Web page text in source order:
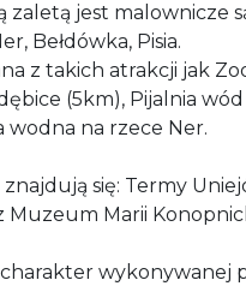
zaletą jest malownicze
Bełdówka, Pisia.
z takich atrakcji jak
(5km), Pijalnia
na rzece Ner.
znajdują się: Termy
Muzeum Marii
wykonywanej